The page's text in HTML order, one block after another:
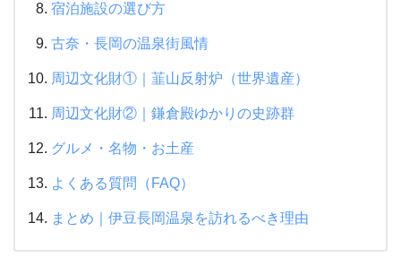
宿泊施設の選び方
古奈・長岡の温泉街風情
周辺文化財①｜韮山反射炉（世界遺産）
周辺文化財②｜鎌倉殿ゆかりの史跡群
グルメ・名物・お土産
よくある質問（FAQ）
まとめ｜伊豆長岡温泉を訪れるべき理由